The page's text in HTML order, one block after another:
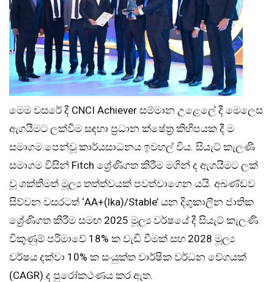
මෙම වසරේ දී CNCI Achiever සම්මාන උළෙලේ දී මෙලෙස
ඇගයීමට ලක්වීම සඳහා ප්‍රධාන ක්ෂේත්‍ර කිහිපයක දී ම
සමාගම පෙන්වූ කාර්යසාධනය ඉවහල් විය. සියැට් කැලණි
සමාගම විසින් Fitch ශ්‍රේණිගත කිරීම මගින් ද ඇගයීමට ලක්
වූ ශක්තිමත් මූල්‍ය තත්ත්වයක් පවත්වාගෙන යයි. අඛණ්ඩව
සිව්වන වසරටත් ‘AA+(lka)/Stable’ යන දිගුකාලීන ජාතික
ශ්‍රේණිගත කිරීම සමඟ 2025 මූල්‍ය වර්ෂයේ දී සියැට් කැලණි
විකුණුම් පරිමාවේ 18% ක වැඩි වීමක් සහ 2028 මූල්‍ය
වර්ෂය දක්වා 10% ක සංයුක්ත වාර්ෂික වර්ධන වේගයක්
(CAGR) ද පුරෝකථණය කර ඇත.